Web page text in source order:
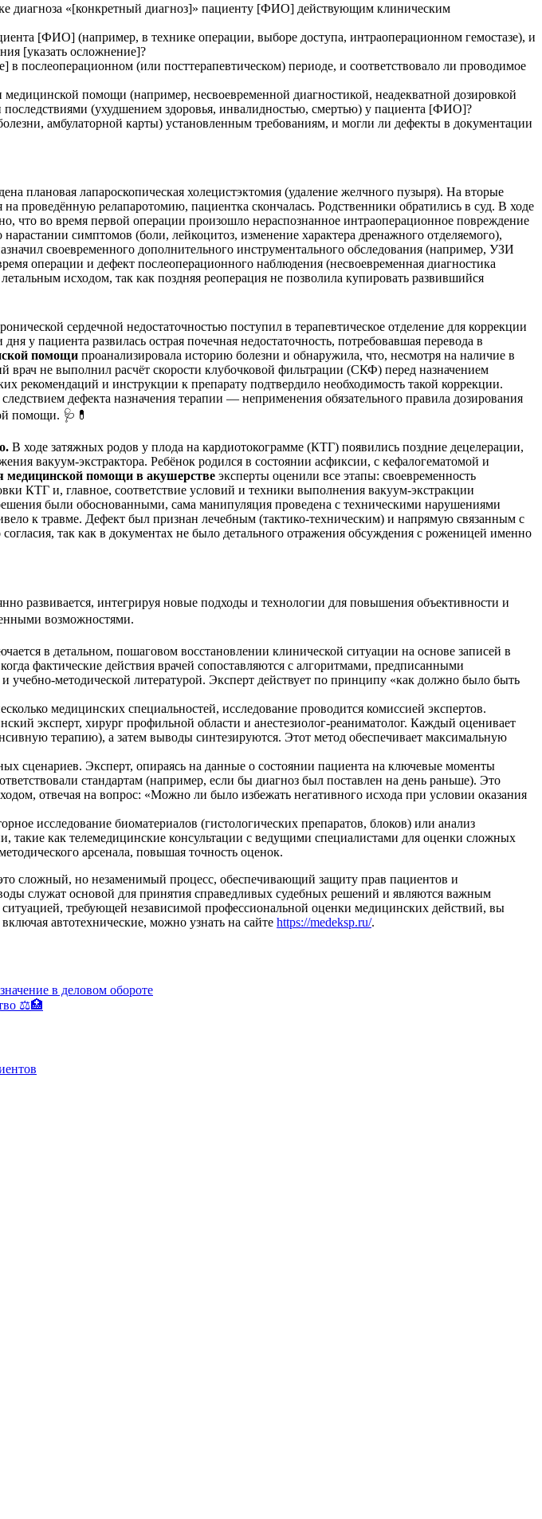
диагноза «[конкретный диагноз]» пациенту [ФИО] действующим клиническим
[ФИО] (например, в технике операции, выборе доступа, интраоперационном гемостазе), и
[указать осложнение]?
послеоперационном (или посттерапевтическом) периоде, и соответствовало ли проводимое
помощи (например, несвоевременной диагностикой, неадекватной дозировкой
(ухудшением здоровья, инвалидностью, смертью) у пациента [ФИО]?
амбулаторной карты) установленным требованиям, и могли ли дефекты в документации
плановая лапароскопическая холецистэктомия (удаление желчного пузыря). На вторые
проведённую релапаротомию, пациентка скончалась. Родственники обратились в суд. В ходе
что во время первой операции произошло нераспознанное интраоперационное повреждение
симптомов (боли, лейкоцитоз, изменение характера дренажного отделяемого),
своевременного дополнительного инструментального обследования (например, УЗИ
операции и дефект послеоперационного наблюдения (несвоевременная диагностика
исходом, так как поздняя реоперация не позволила купировать развившийся
сердечной недостаточностью поступил в терапевтическое отделение для коррекции
у пациента развилась острая почечная недостаточность, потребовавшая перевода в
помощи проанализировала историю болезни и обнаружила, что, несмотря на наличие в
врач не выполнил расчёт скорости клубочковой фильтрации (СКФ) перед назначением
рекомендаций и инструкции к препарату подтвердило необходимость такой коррекции.
дефекта назначения терапии — неприменения обязательного правила дозирования
помощи. 🩺💊
В ходе затяжных родов у плода на кардиотокограмме (КТГ) появились поздние децелерации,
вакуум-экстрактора. Ребёнок родился в состоянии асфиксии, с кефалогематомой и
медицинской помощи в акушерстве эксперты оценили все этапы: своевременность
КТГ и, главное, соответствие условий и техники выполнения вакуум-экстракции
были обоснованными, сама манипуляция проведена с техническими нарушениями
к травме. Дефект был признан лечебным (тактико-техническим) и напрямую связанным с
так как в документах не было детального отражения обсуждения с роженицей именно
развивается, интегрируя новые подходы и технологии для повышения объективности и
возможностями.
в детальном, пошаговом восстановлении клинической ситуации на основе записей в
фактические действия врачей сопоставляются с алгоритмами, предписанными
методической литературой. Эксперт действует по принципу «как должно было быть
медицинских специальностей, исследование проводится комиссией экспертов.
эксперт, хирург профильной области и анестезиолог-реаниматолог. Каждый оценивает
терапию), а затем выводы синтезируются. Этот метод обеспечивает максимальную
сценариев. Эксперт, опираясь на данные о состоянии пациента на ключевые моменты
стандартам (например, если бы диагноз был поставлен на день раньше). Это
отвечая на вопрос: «Можно ли было избежать негативного исхода при условии оказания
исследование биоматериалов (гистологических препаратов, блоков) или анализ
такие как телемедицинские консультации с ведущими специалистами для оценки сложных
арсенала, повышая точность оценок.
сложный, но незаменимый процесс, обеспечивающий защиту прав пациентов и
служат основой для принятия справедливых судебных решений и являются важным
требующей независимой профессиональной оценки медицинских действий, вы
автотехнические, можно узнать на сайте https://medeksp.ru/.
в деловом обороте
⚖️🏥